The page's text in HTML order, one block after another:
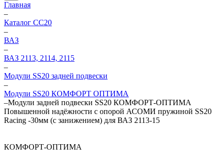
Главная
–
Каталог CC20
–
ВАЗ
–
ВАЗ 2113, 2114, 2115
–
Модули SS20 задней подвески
–
Модули SS20 КОМФОРТ ОПТИМА
–Модули задней подвески SS20 КОМФОРТ-ОПТИМА
Повышенной надёжности с опорой АСОМИ пружиной SS20
Racing -30мм (с занижением) для ВАЗ 2113-15
КОМФОРТ-ОПТИМА